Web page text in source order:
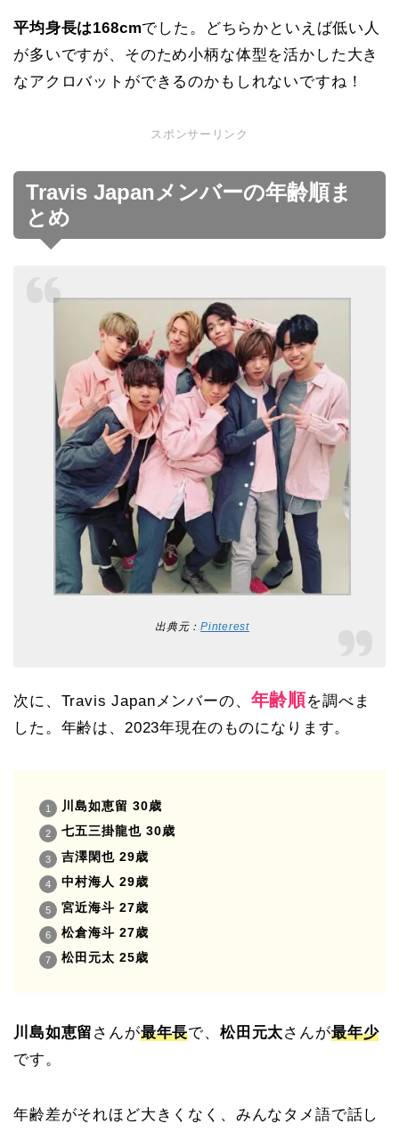
平均身長は168cmでした。どちらかといえば低い人
が多いですが、そのため小柄な体型を活かした大き
なアクロバットができるのかもしれないですね！
スポンサーリンク
Travis Japanメンバーの年齢順ま
とめ
出典元：Pinterest
次に、Travis Japanメンバーの、 年齢順を調べま
した。年齢は、2023年現在のものになります。
川島如恵留 30歳
七五三掛龍也 30歳
吉澤閑也 29歳
中村海人 29歳
宮近海斗 27歳
松倉海斗 27歳
松田元太 25歳
川島如恵留 さんが最年長で、 松田元太さんが最年少
です。
年齢差がそれほど大きくなく、みんなタメ語で話し